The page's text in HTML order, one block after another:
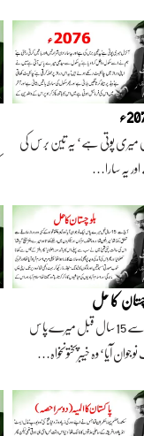
میری پوتی ہے‘ یہ تین برس کی
یہ سارا…
کا حل
آج سے 15 سال قبل میرے پاس
آیا‘ وہ خیبرپختونخواہ…